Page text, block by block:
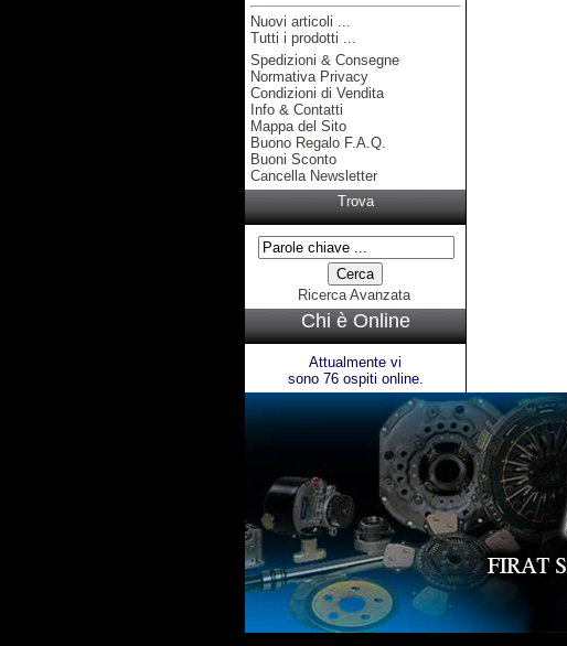
Nuovi articoli ...
Tutti i prodotti ...
Informazioni
Spedizioni & Consegne
Normativa Privacy
Condizioni di Vendita
Info & Contatti
Mappa del Sito
Buono Regalo F.A.Q.
Buoni Sconto
Cancella Newsletter
Trova
Ricerca Avanzata
Chi è Online
Attualmente vi
sono 76 ospiti online.